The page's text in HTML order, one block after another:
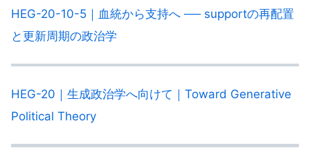
HEG-20-10-5｜血統から支持へ ── supportの再配置
と更新周期の政治学
HEG-20｜生成政治学へ向けて｜Toward Generative
Political Theory